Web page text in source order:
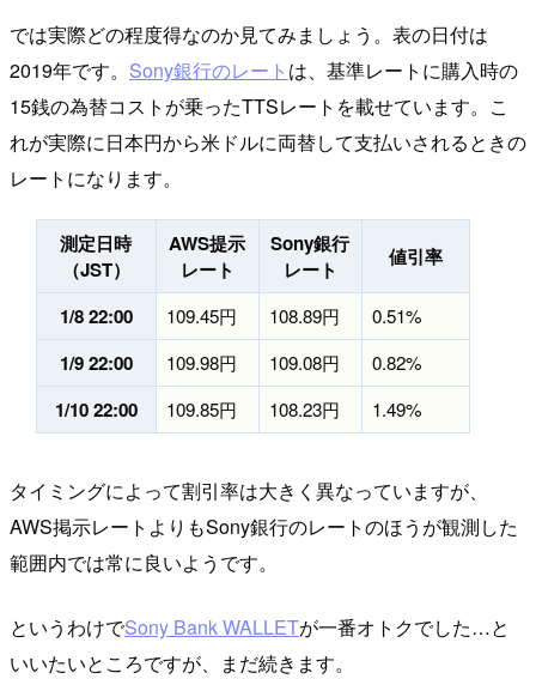
では実際どの程度得なのか見てみましょう。表の日付は
2019年です。 Sony銀行のレート は、基準レートに購入時の
15銭の為替コストが乗ったTTSレートを載せています。こ
れが実際に日本円から米ドルに両替して支払いされるときの
レートになります。
測定日時
（JST）
AWS提示
レート
Sony銀行
レート
値引率
1/8 22:00 109.45円 108.89円 0.51%
1/9 22:00 109.98円 109.08円 0.82%
1/10 22:00 109.85円 108.23円 1.49%
タイミングによって割引率は大きく異なっていますが、
AWS掲示レートよりもSony銀行のレートのほうが観測した
範囲内では常に良いようです。
というわけでSony Bank WALLETが一番オトクでした…と
いいたいところですが、まだ続きます。